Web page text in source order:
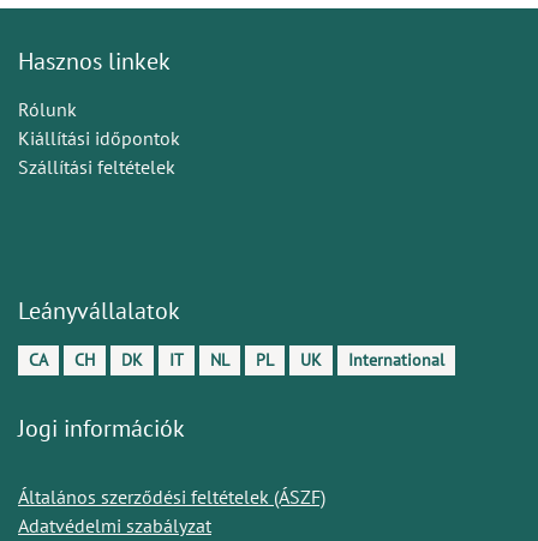
Hasznos linkek
Rólunk
Kiállítási időpontok
Szállítási feltételek
Leányvállalatok
CA CH DK IT NL PL UK International
Jogi információk
Általános szerződési feltételek (ÁSZF)
Adatvédelmi szabályzat